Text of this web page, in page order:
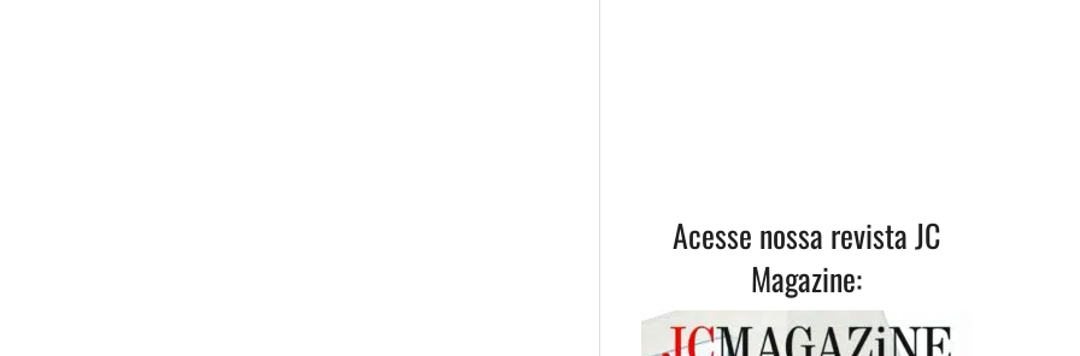
Acesse nossa revista JC
Magazine: